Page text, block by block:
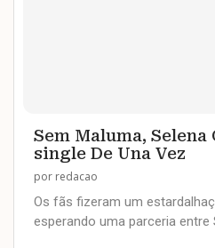
Sem Maluma, Selena
single De Una Vez
por redacao
Os fãs fizeram um
esperando uma parceria entre